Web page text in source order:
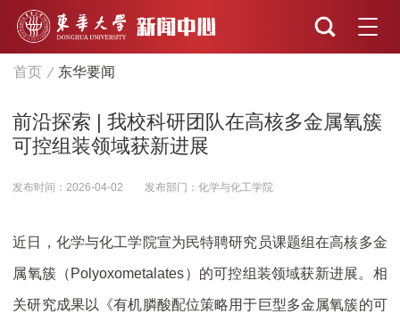
首页 东华要闻
前沿探索 | 我校科研团队在高核多金属氧簇
可控组装领域获新进展
发布时间：2026-04-02 发布部门：化学与化工学院
近日，化学与化工学院宣为民特聘研究员课题组在高核多金
属氧簇（Polyoxometalates）的可控组装领域获新进展。相
关研究成果以《有机膦酸配位策略用于巨型多金属氧簇的可